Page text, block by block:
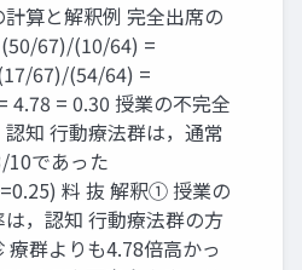
計算と解釈例 完全出席の
(50/67)/(10/64) =
67)/(54/64) =
4.78 = 0.30 授業の不完全
知 ⾏動療法群は，通常
10であった
料 抜 解釈① 授業の
，認知 ⾏動療法群の⽅
療群よりも4.78倍高かっ